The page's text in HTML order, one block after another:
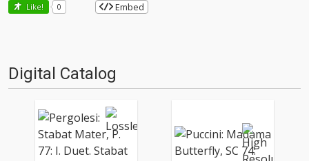
Like! 0 Embed
Digital Catalog